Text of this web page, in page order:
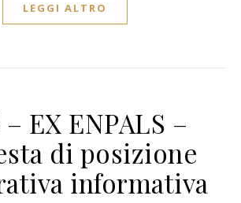
LEGGI ALTRO
EX ENPALS –
di posizione
informativa